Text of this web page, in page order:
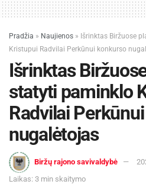
Pradžia » Naujienos » Išrinktas Biržuose
Kristupui Radvilai Perkūnui konkurso
Išrinktas
statyti paminklo
Radvilai
nugalėtojas
Biržų rajono savivaldybė
Laikas: 3 min skaitymo